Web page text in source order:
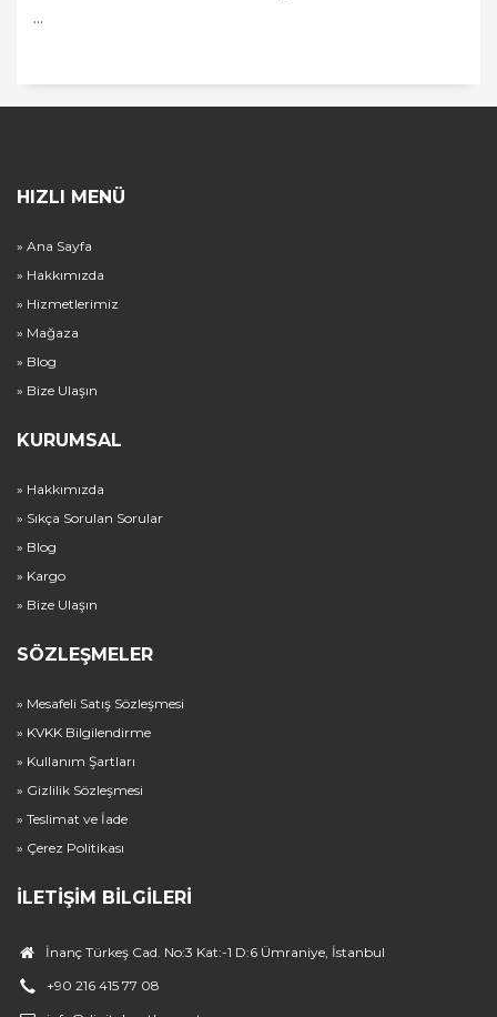
...
HIZLI MENÜ
» Ana Sayfa
» Hakkımızda
» Hizmetlerimiz
» Mağaza
» Blog
» Bize Ulaşın
KURUMSAL
» Hakkımızda
» Sıkça Sorulan Sorular
» Blog
» Kargo
» Bize Ulaşın
SÖZLEŞMELER
» Mesafeli Satış Sözleşmesi
» KVKK Bilgilendirme
» Kullanım Şartları
» Gizlilik Sözleşmesi
» Teslimat ve İade
» Çerez Politikası
İLETIŞIM BILGILERI
İnanç Türkeş Cad. No:3 Kat:-1 D:6 Ümraniye, İstanbul
+90 216 415 77 08